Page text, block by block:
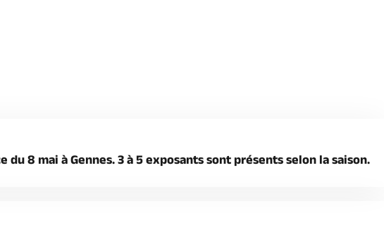
du 8 mai à Gennes. 3 à 5 exposants sont présents selon la saison.